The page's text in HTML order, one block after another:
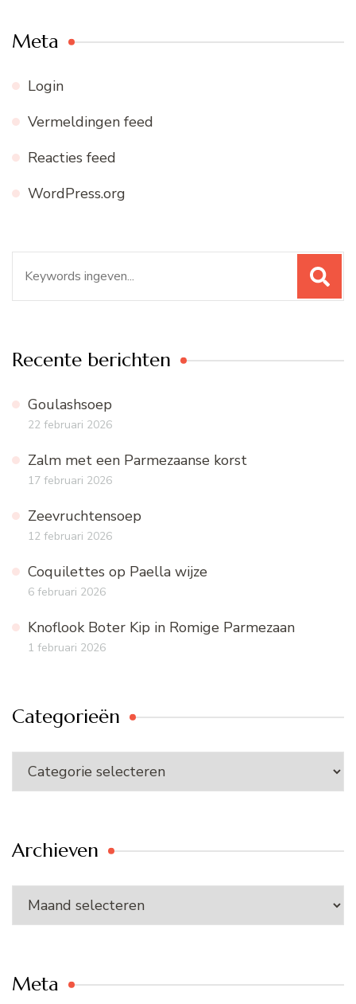
Meta
Login
Vermeldingen feed
Reacties feed
WordPress.org
naar:
Recente berichten
Goulashsoep
22 februari 2026
Zalm met een Parmezaanse korst
17 februari 2026
Zeevruchtensoep
12 februari 2026
Coquilettes op Paella wijze
6 februari 2026
Knoflook Boter Kip in Romige Parmezaan
1 februari 2026
Categorieën
Categorieën
Archieven
Archieven
Meta